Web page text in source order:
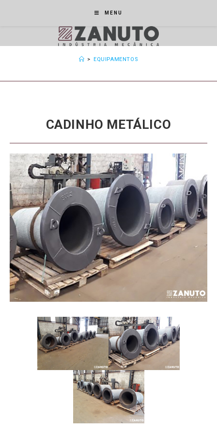
MENU
> EQUIPAMENTOS
CADINHO METÁLICO